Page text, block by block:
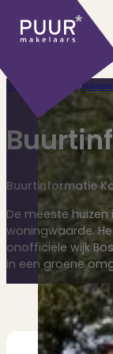
Ons
Net te
Home Plaatsen>
Buurtinformatie
De meeste
woningwaarde.
onofficiële wijk
in een groene